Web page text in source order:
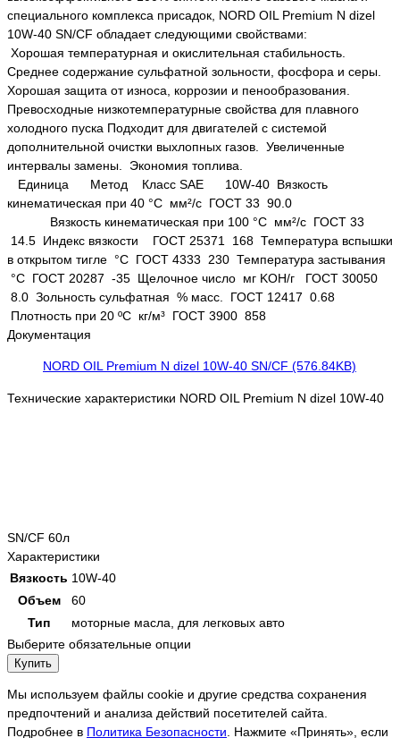
специального комплекса присадок, NORD OIL Premium N dizel
10W-40 SN/CF обладает следующими свойствами:
Хорошая температурная и окислительная стабильность.
Среднее содержание сульфатной зольности, фосфора и серы.
Хорошая защита от износа, коррозии и пенообразования.
Превосходные низкотемпературные свойства для плавного
холодного пуска Подходит для двигателей с системой
дополнительной очистки выхлопных газов. Увеличенные
интервалы замены. Экономия топлива.
Единица Метод Класс SAE 10W-40 Вязкость
кинематическая при 40 °С мм²/с ГОСТ 33 90.0
Вязкость кинематическая при 100 °С мм²/с ГОСТ 33
14.5 Индекс вязкости ГОСТ 25371 168 Температура вспышки
в открытом тигле °C ГОСТ 4333 230 Температура застывания
°C ГОСТ 20287 -35 Щелочное число мг KOH/г ГОСТ 30050
8.0 Зольность сульфатная % масс. ГОСТ 12417 0.68
Плотность при 20 ºС кг/м³ ГОСТ 3900 858
Документация
NORD OIL Premium N dizel 10W-40 SN/CF (576.84KB)
Технические характеристики NORD OIL Premium N dizel 10W-40
SN/CF 60л
Характеристики
Вязкость 10W-40
Объем
60
Тип
моторные масла, для легковых авто
Выберите обязательные опции
Купить
Мы используем файлы cookie и другие средства сохранения
предпочтений и анализа действий посетителей сайта.
Подробнее в Политика Безопасности . Нажмите «Принять», если